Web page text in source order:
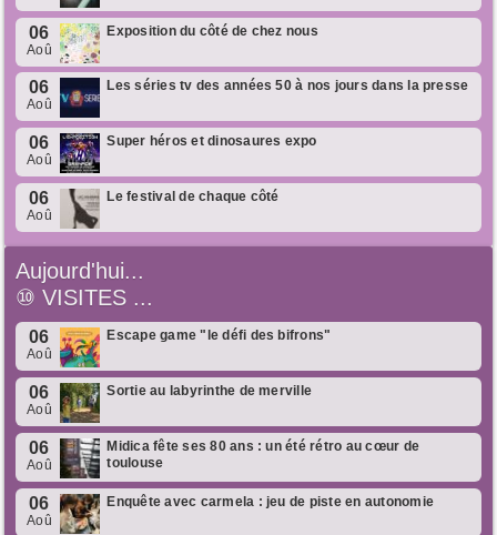
06
Aoû
Exposition du côté de chez nous
06
Aoû
Les séries tv des années 50 à nos jours dans la presse
06
Aoû
Super héros et dinosaures expo
06
Aoû
Le festival de chaque côté
Aujourd'hui...
⑩VISITES ...
06
Aoû
Escape game "le défi des bifrons"
06
Aoû
Sortie au labyrinthe de merville
06
Aoû
Midica fête ses 80 ans : un été rétro au cœur de
toulouse
06
Aoû
Enquête avec carmela : jeu de piste en autonomie